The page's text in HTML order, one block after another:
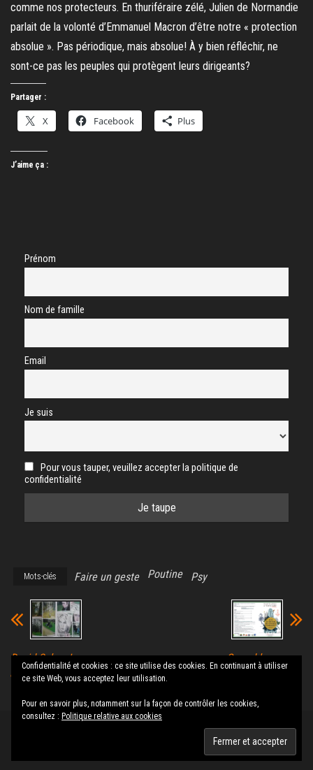
comme nos protecteurs. En thuriféraire zélé, Julien de Normandie
parlait de la volonté d’Emmanuel Macron d’être notre « protection
absolue ». Pas périodique, mais absolue! À y bien réfléchir, ne
sont-ce pas les peuples qui protègent leurs dirigeants?
Partager :
X Facebook Plus
J’aime ça :
Prénom
Nom de famille
Email
Je suis
Pour vous tauper, veuillez accepter la politique de
confidentialité
Mots-clés Faire un geste Poutine Psy
David Sala « Le
poids des
héros »
Quand les
plantes se font
Thème :Envo Magazine
Confidentialité et cookies : ce site utilise des cookies. En continuant à utiliser
ce site Web, vous acceptez leur utilisation.
Pour en savoir plus, notamment sur la façon de contrôler les cookies,
consultez : Politique relative aux cookies